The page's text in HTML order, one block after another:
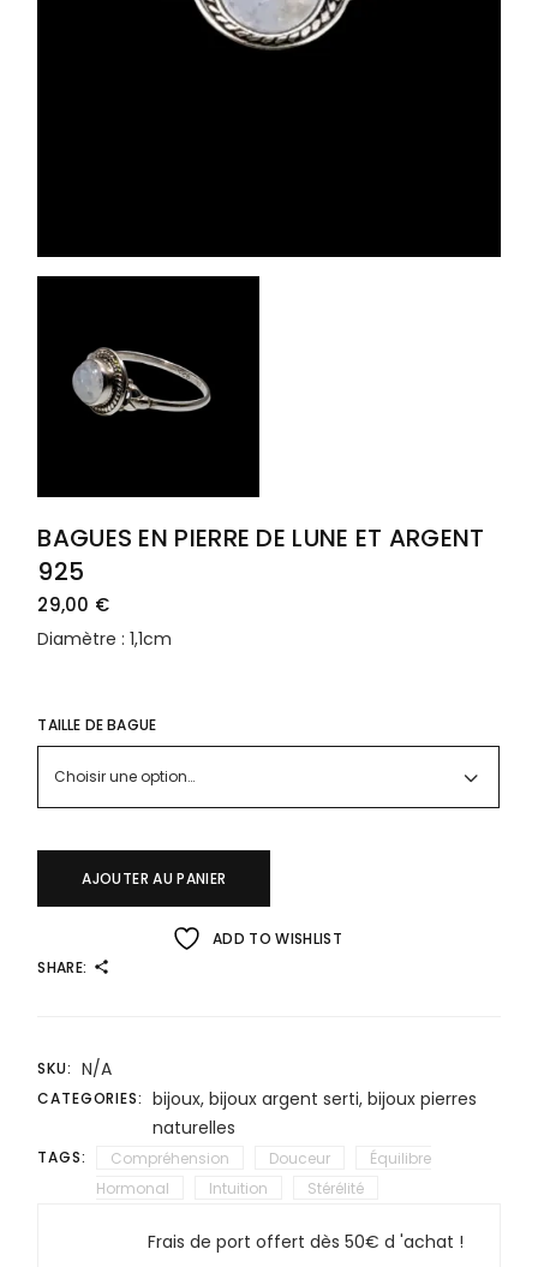
BAGUES EN PIERRE DE LUNE ET ARGENT
925
29,00 €
Diamètre : 1,1cm
TAILLE DE BAGUE
Choisir une option…
AJOUTER AU PANIER
ADD TO WISHLIST
SHARE:
SKU: N/A
CATEGORIES: bijoux, bijoux argent serti, bijoux pierres
naturelles
TAGS: Compréhension Douceur
Équilibre
Hormonal
Intuition Stérélité
Frais de port offert dès 50€ d 'achat !